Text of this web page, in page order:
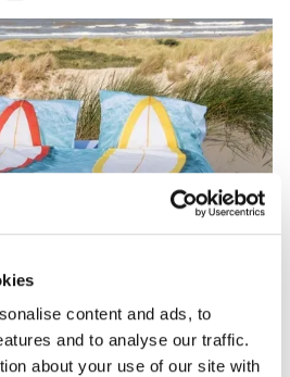
content and ads, to
and to analyse our traffic.
about your use of our site with